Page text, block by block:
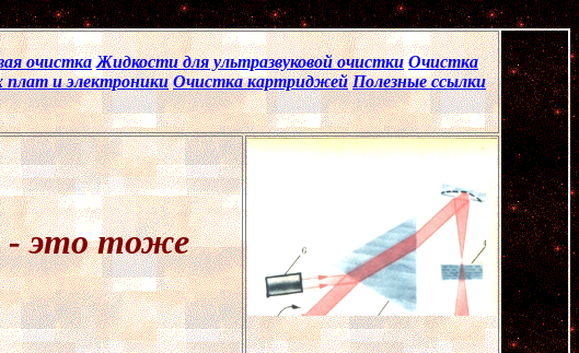
очистка Жидкости для ультразвуковой очистки Очистка
и электроники Очистка картриджей Полезные ссылки
- это тоже